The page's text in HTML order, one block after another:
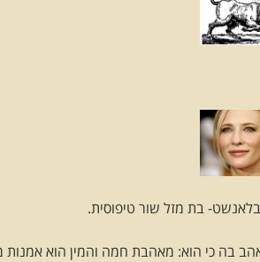
בת מזל שור טיפוסית.
בה כי הוא: מאהבת חמה והמין הוא אמנות